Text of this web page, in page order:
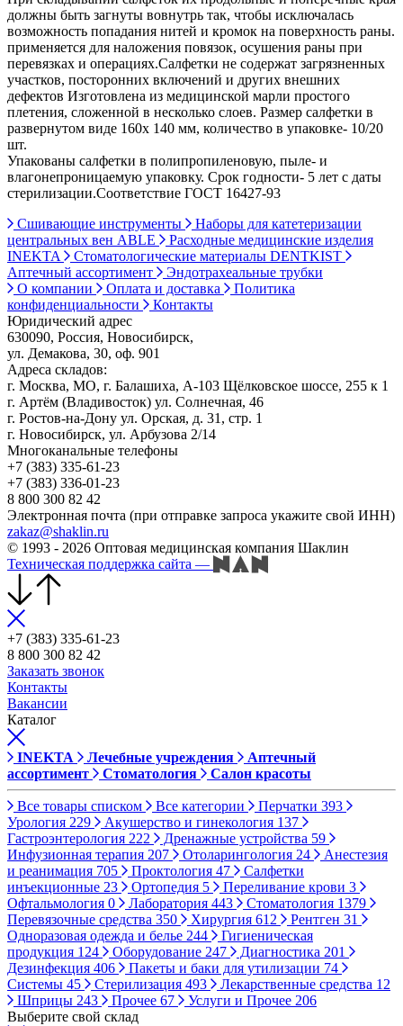
должны быть загнуты вовнутрь так, чтобы исключалась
возможность попадания нитей и кромок на поверхность раны.
применяется для наложения повязок, осушения раны при
перевязках и операциях.Салфетки не содержат загрязненных
участков, посторонних включений и других внешних
дефектов Изготовлена из медицинской марли простого
плетения, сложенной в несколько слоев. Размер салфетки в
развернутом виде 160х 140 мм, количество в упаковке- 10/20
шт.
Упакованы салфетки в полипропиленовую, пыле- и
влагонепроницаемую упаковку. Срок годности- 5 лет с даты
стерилизации.Соответствие ГОСТ 16427-93
Сшивающие инструменты
Наборы для катетеризации
центральных вен ABLE
Расходные медицинские изделия
INEKTA
Стоматологические материалы DENTKIST
Аптечный ассортимент
Эндотрахеальные трубки
О компании
Оплата и доставка
Политика
конфиденциальности
Контакты
Юридический адрес
630090, Россия, Новосибирск,
ул. Демакова, 30, оф. 901
Адреса складов:
г. Москва, МО, г. Балашиха, А-103 Щёлковское шоссе, 255 к 1
г. Артём (Владивосток) ул. Солнечная, 46
г. Ростов-на-Дону ул. Орская, д. 31, стр. 1
г. Новосибирск, ул. Арбузова 2/14
Многоканальные телефоны
+7 (383) 335-61-23
+7 (383) 336-01-23
8 800 300 82 42
Электронная почта (при отправке запроса укажите свой ИНН)
zakaz@shaklin.ru
© 1993 - 2026 Оптовая медицинская компания Шаклин
Техническая поддержка сайта —
+7 (383) 335-61-23
8 800 300 82 42
Заказать звонок
Контакты
Вакансии
Каталог
INEKTA Лечебные учреждения
Аптечный
ассортимент
Стоматология Салон красоты
Все товары списком Все категории Перчатки 393
Урология 229 Акушерство и гинекология 137
Гастроэнтерология 222 Дренажные устройства 59
Инфузионная терапия 207 Отоларингология 24
Анестезия
и реанимация 705 Проктология 47
Салфетки
инъекционные 23 Ортопедия 5 Переливание крови 3
Офтальмология 0 Лаборатория 443 Стоматология 1379
Перевязочные средства 350 Хирургия 612 Рентген 31
Одноразовая одежда и белье 244
Гигиеническая
продукция 124 Оборудование 247 Диагностика 201
Дезинфекция 406 Пакеты и баки для утилизации 74
Системы 45 Стерилизация 493 Лекарственные средства 12
Шприцы 243 Прочее 67 Услуги и Прочее 206
Выберите свой склад